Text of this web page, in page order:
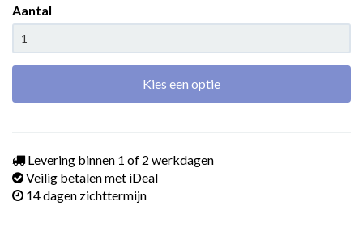
Aantal
Kies een optie
Levering binnen 1 of 2 werkdagen
Veilig betalen met iDeal
14 dagen zichttermijn